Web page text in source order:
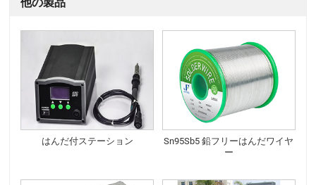
はんだ付ステーション
Sn95Sb5 鉛フリーはんだワイヤ
ー